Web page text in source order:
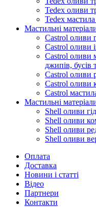
Tedex оливи
Tedex
Мастильні
Castrol оливи
Castrol оливи
Castrol оливи
джипів, бусів
Castrol оливи
Castrol оливи
Castrol
Мастильні
Shell оливи
Shell оливи
Shell оливи
Shell оливи
Оплата
Доставка
Новини і статті
Відео
Партнери
Контакти